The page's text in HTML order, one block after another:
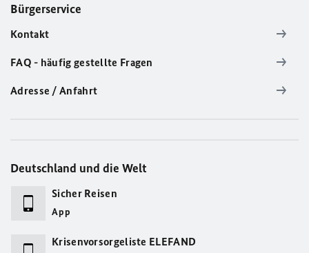
Bürgerservice
Kontakt
FAQ - häufig gestellte Fragen
Adresse / Anfahrt
Deutschland und die Welt
Sicher Reisen
App
Krisenvorsorgeliste ELEFAND